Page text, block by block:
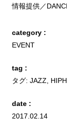
情報提供／
category :
EVENT
tag :
タグ: JAZZ
date :
2017.02.14